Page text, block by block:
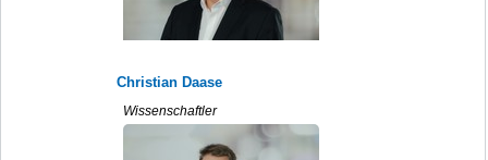
Christian Daase
Wissenschaftler